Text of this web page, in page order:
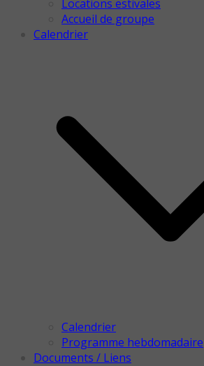
Locations estivales
Accueil de groupe
Calendrier
Calendrier
Programme hebdomadaire
Documents / Liens